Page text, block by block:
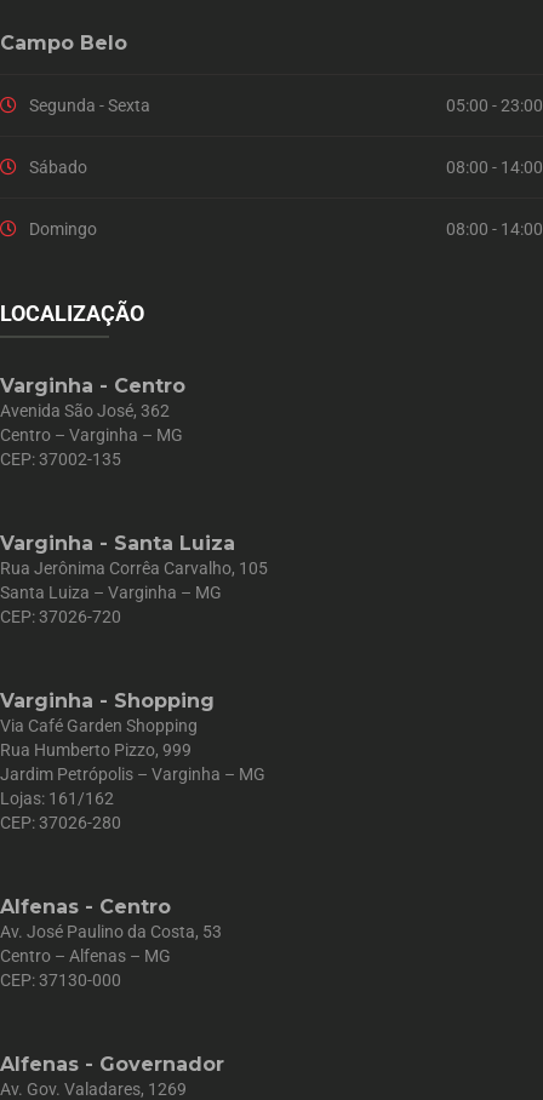
Campo Belo
Segunda - Sexta 05:00 - 23:00
Sábado 08:00 - 14:00
Domingo 08:00 - 14:00
LOCALIZAÇÃO
Varginha - Centro
Avenida São José, 362
Centro – Varginha – MG
CEP: 37002-135
Varginha - Santa Luiza
Rua Jerônima Corrêa Carvalho, 105
Santa Luiza – Varginha – MG
CEP: 37026-720
Varginha - Shopping
Via Café Garden Shopping
Rua Humberto Pizzo, 999
Jardim Petrópolis – Varginha – MG
Lojas: 161/162
CEP: 37026-280
Alfenas - Centro
Av. José Paulino da Costa, 53
Centro – Alfenas – MG
CEP: 37130-000
Alfenas - Governador
Av. Gov. Valadares, 1269